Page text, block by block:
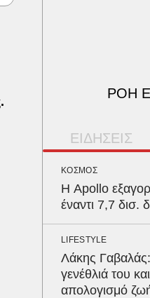
ΡΟΗ
ΕΙΔΗΣΕΙΣ
ΚΟΣΜΟΣ
Η Apollo
έναντι 7,7 δισ.
LIFESTYLE
Λάκης
γενέθλιά του
απολογισμό